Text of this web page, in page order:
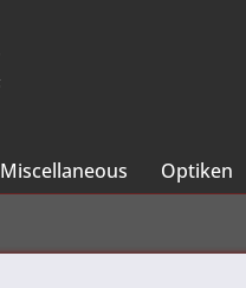
Miscellaneous Optiken